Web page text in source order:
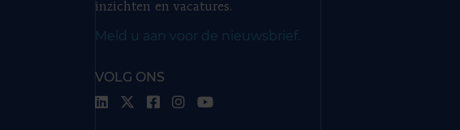
inzichten en vacatures.
Meld u aan voor de nieuwsbrief.
VOLG ONS